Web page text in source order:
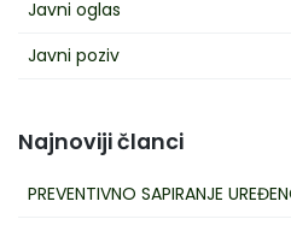
Javni oglas
Javni poziv
Najnoviji članci
PREVENTIVNO SAPIRANJE